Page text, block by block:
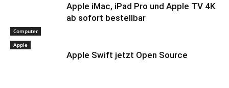
Computer
Apple iMac, iPad Pro und Apple TV 4K
ab sofort bestellbar
Apple
Apple Swift jetzt Open Source